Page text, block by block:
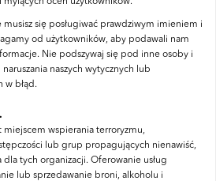
musisz się posługiwać prawdziwym imieniem i
od użytkowników, aby podawali nam
Nie podszywaj się pod inne osoby i
naszych wytycznych lub
w błąd.
miejscem wspierania terroryzmu,
lub grup propagujących nienawiść,
dla tych organizacji. Oferowanie usług
lub sprzedawanie broni, alkoholu i